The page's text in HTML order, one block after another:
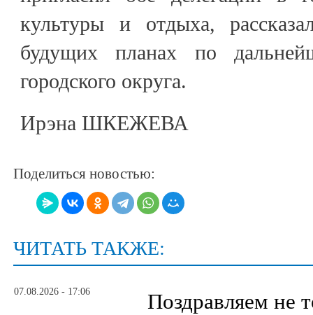
культуры и отдыха,
будущих планах по
городского округа.
Ирэна ШКЕЖЕВА
Поделиться новостью:
ЧИТАТЬ ТАКЖЕ:
07.08.2026 - 17:06 Поздравляем не